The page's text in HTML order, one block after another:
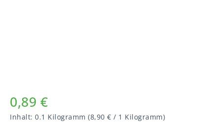
0,89 €
Inhalt: 0.1 Kilogramm (8,90 € / 1 Kilogramm)